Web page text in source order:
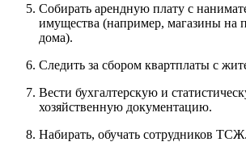
Собирать арендную плату с
имущества (например, магазины на
дома).
Следить за сбором квартплаты с
Вести бухгалтерскую и
хозяйственную документацию.
Набирать, обучать сотрудников ТСЖ.